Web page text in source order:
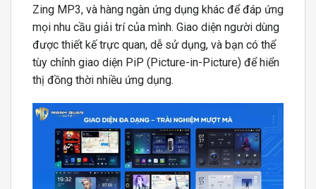
Zing MP3, và hàng ngàn ứng dụng khác để đáp ứng
mọi nhu cầu giải trí của mình. Giao diện người dùng
được thiết kế trực quan, dễ sử dụng, và bạn có thể
tùy chỉnh giao diện PiP (Picture-in-Picture) để hiển
thị đồng thời nhiều ứng dụng.